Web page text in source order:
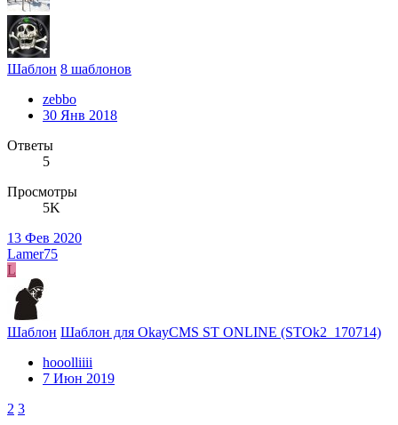
Шаблон 8 шаблонов
zebbo
30 Янв 2018
Ответы
5
Просмотры
5K
13 Фев 2020
Lamer75
L
Шаблон Шаблон для OkayCMS ST ONLINE (STOk2_170714)
hooolliiii
7 Июн 2019
2 3